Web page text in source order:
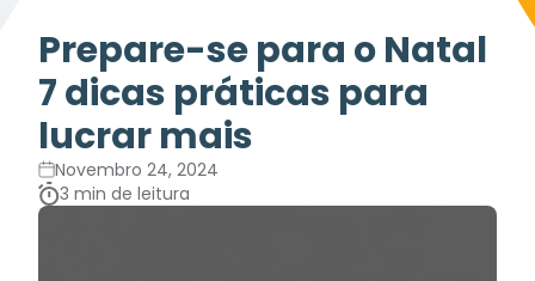
Prepare-se para o Natal
7 dicas práticas para
lucrar mais
Novembro 24, 2024
3 min de leitura